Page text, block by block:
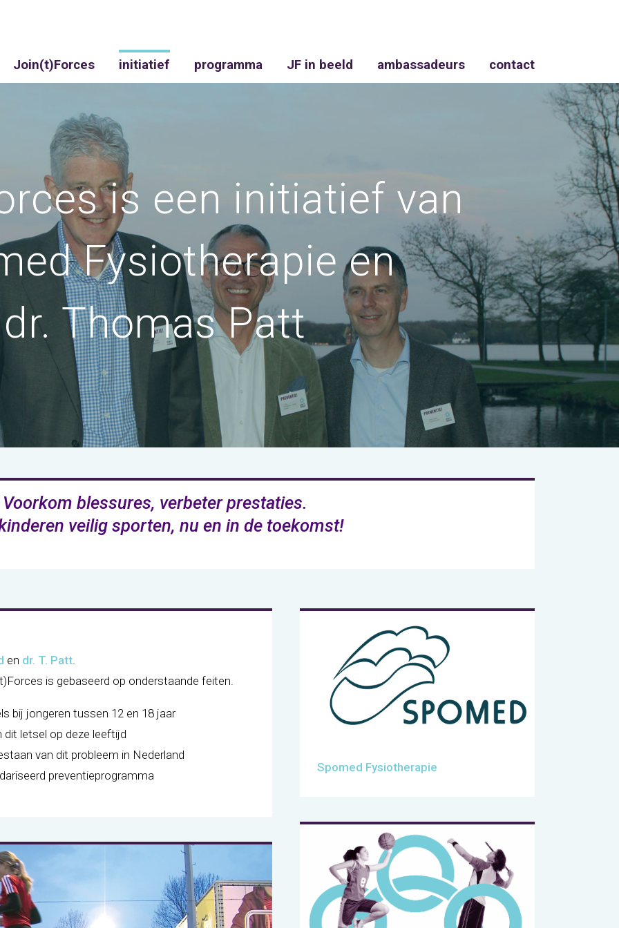
Join(t)Forces initiatief programma JF in beeld ambassadeurs contact
is een initiatief van
Fysiotherapie en
dr. Thomas Patt
Voorkom blessures, verbeter prestaties.
veilig sporten, nu en in de toekomst!
en dr. T. Patt.
is gebaseerd op onderstaande feiten.
bij jongeren tussen 12 en 18 jaar
dit letsel op deze leeftijd
van dit probleem in Nederland
preventieprogramma
Spomed Fysiotherapie